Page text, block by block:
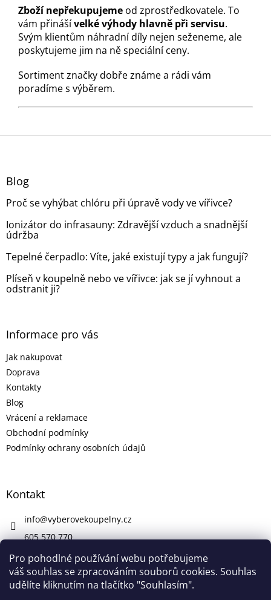
Pro pohodlné používání webu potřebujeme
váš souhlas se zpracováním souborů cookies. Souhlas
udělíte kliknutím na tlačítko "Souhlasím".
Zboží nepřekupujeme od zprostředkovatele. To
vám přinášívelké výhody hlavně při servisu.
Svým klientům náhradní díly nejen seženeme, ale
poskytujeme jim na ně speciální ceny.
Sortiment značky dobře známe a rádi vám
poradíme s výběrem.
Z
Blog
Proč se vyhýbat chlóru při úpravě vody ve vířivce?
Ionizátor do infrasauny: Zdravější vzduch a snadnější
údržba
Tepelné čerpadlo: Víte, jaké existují typy a jak fungují?
Plíseň v koupelně nebo ve vířivce: jak se jí vyhnout a
odstranit ji?
Informace pro vás
Jak nakupovat
Doprava
Kontakty
Blog
Vrácení a reklamace
Obchodní podmínky
Podmínky ochrany osobních údajů
Kontakt
info@vyberovekoupelny.cz
605 570 770
https://www.facebook.com/vyberovekoupelny/